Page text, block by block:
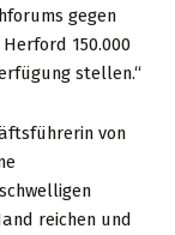
gegen
150.000
stellen.“
von
reichen und